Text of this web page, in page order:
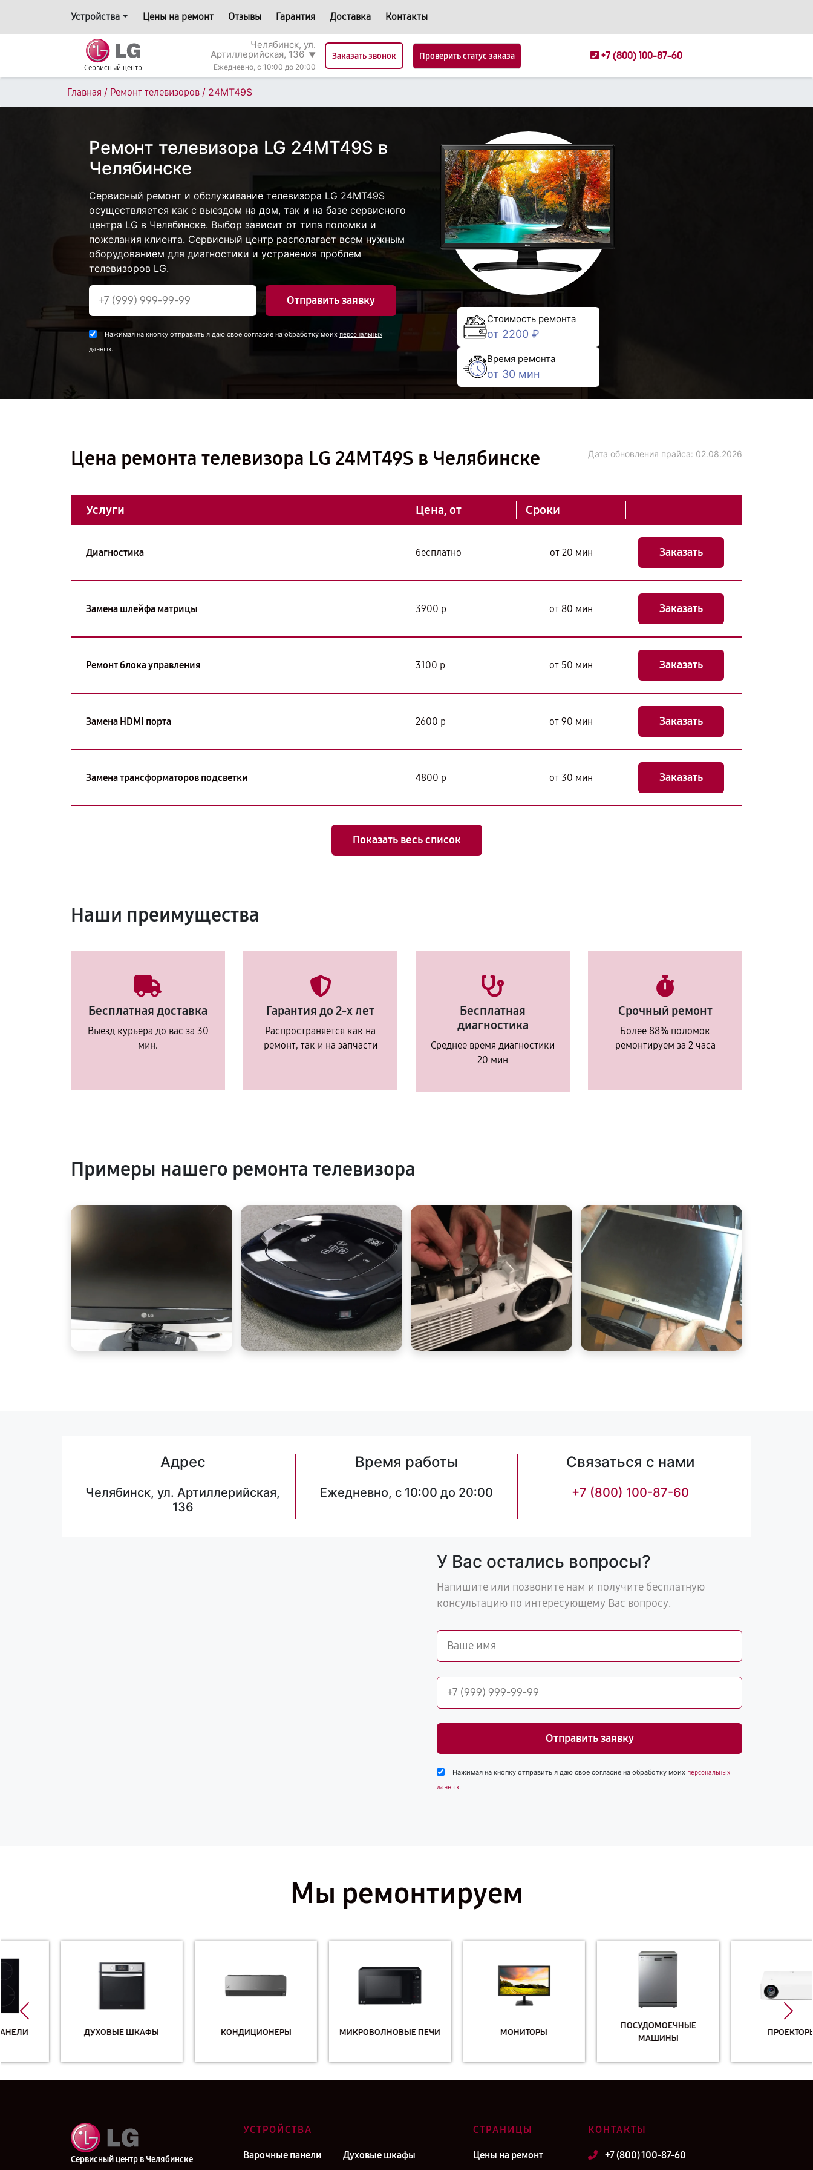
Устройства Цены на ремонт Отзывы Гарантия Доставка Контакты
Сервисный центр
Челябинск, ул.
Артиллерийская, 136 ▼
Ежедневно, с 10:00 до 20:00
Заказать звонок Проверить статус заказа +7 (800) 100-87-60
Главная / Ремонт телевизоров / 24MT49S
Ремонт телевизора LG 24MT49S в
Челябинске
Сервисный ремонт и обслуживание телевизора LG 24MT49S
осуществляется как с выездом на дом, так и на базе сервисного
центра LG в Челябинске. Выбор зависит от типа поломки и
пожелания клиента. Сервисный центр располагает всем нужным
оборудованием для диагностики и устранения проблем
телевизоров LG.
Отправить заявку
Нажимая на кнопку отправить я даю свое согласие на обработку моих персональных
данных.
Стоимость ремонта
от 2200 ₽
Время ремонта
от 30 мин
Цена ремонта телевизора LG 24MT49S в Челябинске Дата обновления прайса: 02.08.2026
Услуги Цена, от Сроки
Диагностика бесплатно от 20 мин Заказать
Замена шлейфа матрицы 3900 р от 80 мин Заказать
Ремонт блока управления 3100 р от 50 мин Заказать
Замена HDMI порта 2600 р от 90 мин Заказать
Замена трансформаторов подсветки 4800 р от 30 мин Заказать
Показать весь список
Наши преимущества
Бесплатная доставка
Выезд курьера до вас за 30
мин.
Гарантия до 2-х лет
Распространяется как на
ремонт, так и на запчасти
Бесплатная
диагностика
Среднее время диагностики
20 мин
Срочный ремонт
Более 88% поломок
ремонтируем за 2 часа
Примеры нашего ремонта телевизора
Адрес
Челябинск, ул. Артиллерийская,
136
Время работы
Ежедневно, с 10:00 до 20:00
Связаться с нами
+7 (800) 100-87-60
У Вас остались вопросы?
Напишите или позвоните нам и получите бесплатную
консультацию по интересующему Вас вопросу.
Отправить заявку
Нажимая на кнопку отправить я даю свое согласие на обработку моих персональных
данных.
Мы ремонтируем
ДУХОВЫЕ ШКАФЫ КОНДИЦИОНЕРЫ МИКРОВОЛНОВЫЕ ПЕЧИ
ПОСУДОМОЕЧНЫЕ
Сервисный центр в Челябинске
УСТРОЙСТВА
Варочные панели Духовые шкафы
СТРАНИЦЫ
Цены на ремонт
КОНТАКТЫ
+7 (800) 100-87-60